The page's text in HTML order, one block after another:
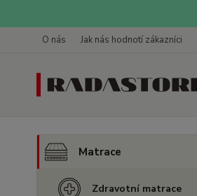
O nás Jak nás hodnotí zákazníci
Matrace
Zdravotní matrace